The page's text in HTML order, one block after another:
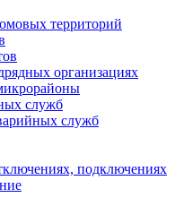
территорий
организациях
служб
служб
подключениях